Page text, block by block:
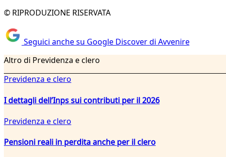
© RIPRODUZIONE RISERVATA
Seguici anche su Google Discover di Avvenire
Altro di Previdenza e clero
Previdenza e clero
I dettagli dell’Inps sui contributi per il 2026
Previdenza e clero
Pensioni reali in perdita anche per il clero